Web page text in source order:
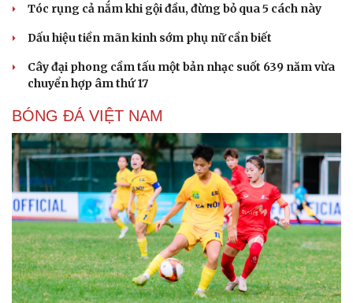
Tóc rụng cả nắm khi gội đầu, đừng bỏ qua 5 cách này
Dấu hiệu tiền mãn kinh sớm phụ nữ cần biết
Cây đại phong cầm tấu một bản nhạc suốt 639 năm vừa
chuyển hợp âm thứ 17
BÓNG ĐÁ VIỆT NAM